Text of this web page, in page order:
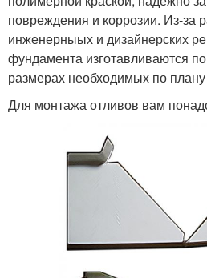
повреждения и коррозии. Из-за
инженерныых и дизайнерских
фундамента изготавливаются
размерах необходимых по
Для монтажа отливов вам